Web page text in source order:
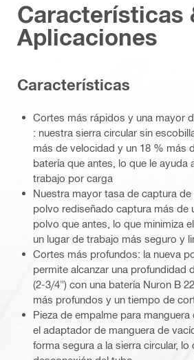
Características
Aplicaciones
Características
Cortes más rápidos y una mayor
: nuestra sierra circular sin
más de velocidad y un 18 % más
batería que antes, lo que le ayuda
trabajo por carga
Nuestra mayor tasa de captura
polvo rediseñado captura más de
polvo que antes, lo que minimiza
un lugar de trabajo más seguro y
Cortes más profundos: la nueva
permite alcanzar una profundidad
(2-3/4") con una batería Nuron B
más profundos y un tiempo de
Pieza de empalme para
el adaptador de manguera de
forma segura a la sierra circular, lo